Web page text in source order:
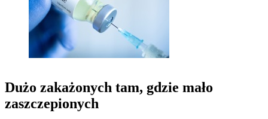
Dużo zakażonych tam, gdzie mało
zaszczepionych